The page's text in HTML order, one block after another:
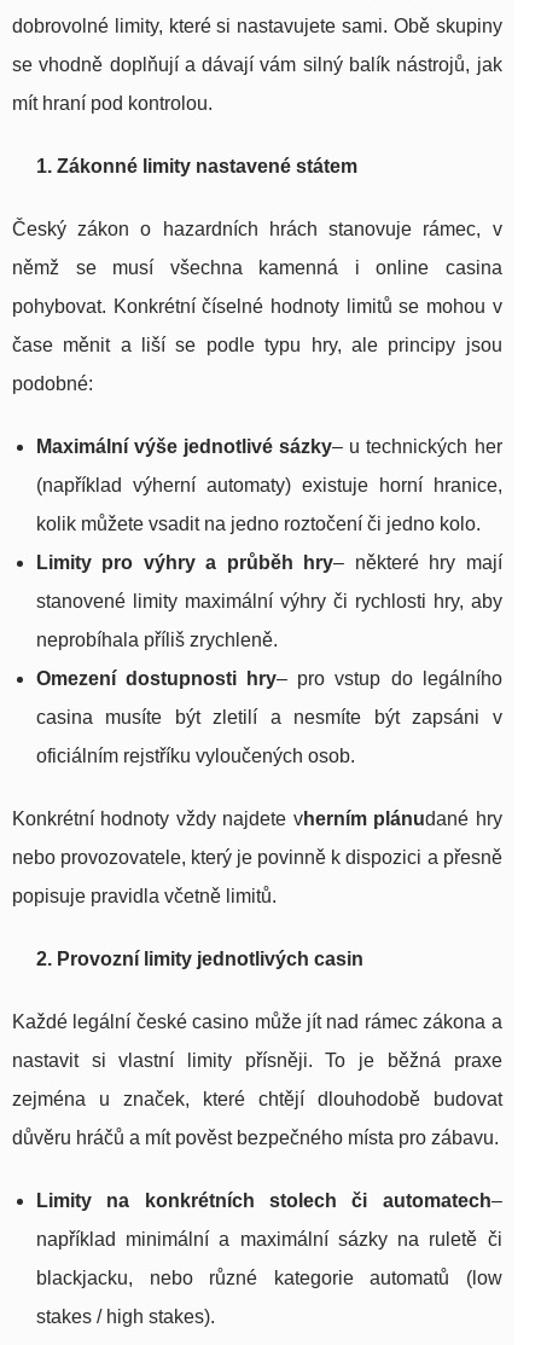
dobrovolné limity, které si nastavujete sami. Obě skupiny
se vhodně doplňují a dávají vám silný balík nástrojů, jak
mít hraní pod kontrolou.
1. Zákonné limity nastavené státem
Český zákon o hazardních hrách stanovuje rámec, v
němž se musí všechna kamenná i online casina
pohybovat. Konkrétní číselné hodnoty limitů se mohou v
čase měnit a liší se podle typu hry, ale principy jsou
podobné:
Maximální výše jednotlivé sázky– u technických her
(například výherní automaty) existuje horní hranice,
kolik můžete vsadit na jedno roztočení či jedno kolo.
Limity pro výhry a průběh hry– některé hry mají
stanovené limity maximální výhry či rychlosti hry, aby
neprobíhala příliš zrychleně.
Omezení dostupnosti hry– pro vstup do legálního
casina musíte být zletilí a nesmíte být zapsáni v
oficiálním rejstříku vyloučených osob.
Konkrétní hodnoty vždy najdete vherním plánudané hry
nebo provozovatele, který je povinně k dispozici a přesně
popisuje pravidla včetně limitů.
2. Provozní limity jednotlivých casin
Každé legální české casino může jít nad rámec zákona a
nastavit si vlastní limity přísněji. To je běžná praxe
zejména u značek, které chtějí dlouhodobě budovat
důvěru hráčů a mít pověst bezpečného místa pro zábavu.
Limity na konkrétních stolech či automatech–
například minimální a maximální sázky na ruletě či
blackjacku, nebo různé kategorie automatů (low
stakes / high stakes).